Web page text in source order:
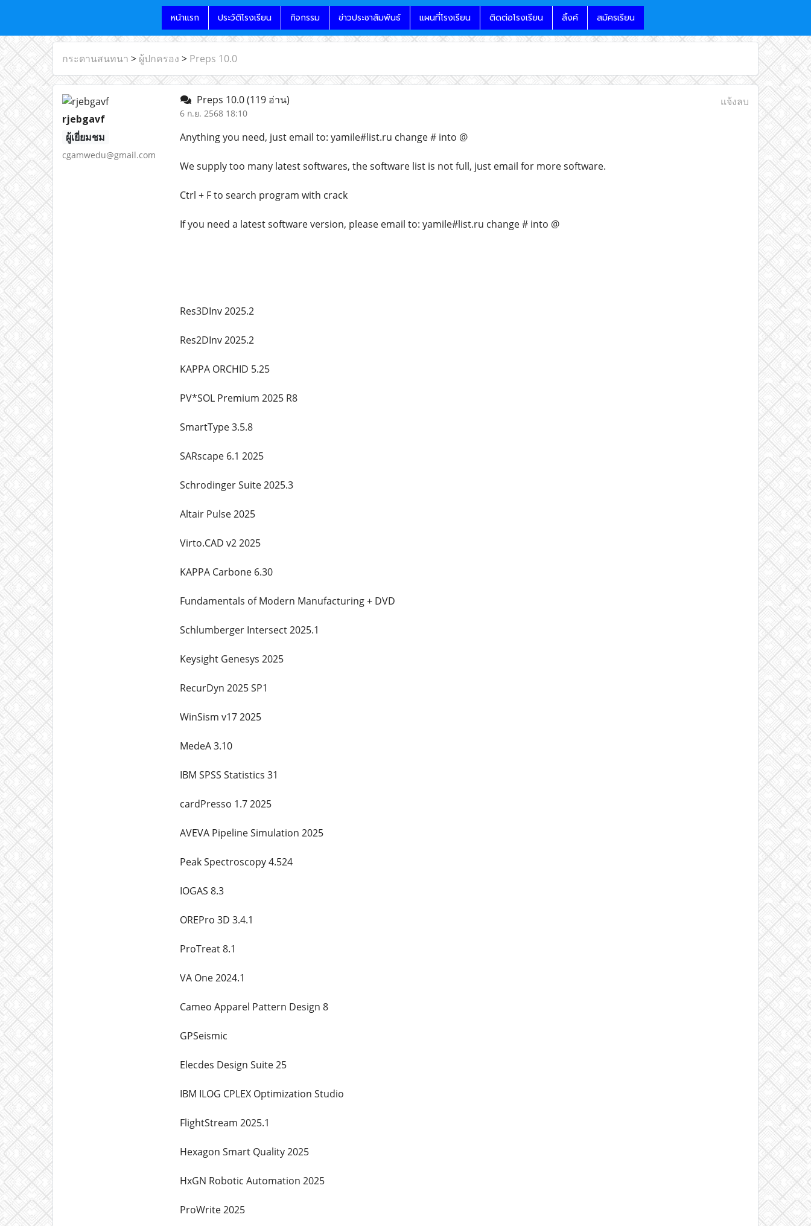
หน้าแรก ประวัติโรงเรียน กิจกรรม ข่าวประชาสัมพันธ์ แผนที่โรงเรียน ติดต่อโรงเรียน ลิ้งค์ สมัครเรียน
กระดานสนทนา > ผู้ปกครอง > Preps 10.0
rjebgavf
ผู้เยี่ยมชม
cgamwedu@gmail.com
Preps 10.0(119 อ่าน)
6 ก.ย. 2568 18:10
แจ้งลบ
Anything you need, just email to: yamile#list.ru change # into @
We supply too many latest softwares, the software list is not full, just email for more software.
Ctrl + F to search program with crack
If you need a latest software version, please email to: yamile#list.ru change # into @
Res3DInv 2025.2
Res2DInv 2025.2
KAPPA ORCHID 5.25
PV*SOL Premium 2025 R8
SmartType 3.5.8
SARscape 6.1 2025
Schrodinger Suite 2025.3
Altair Pulse 2025
Virto.CAD v2 2025
KAPPA Carbone 6.30
Fundamentals of Modern Manufacturing + DVD
Schlumberger Intersect 2025.1
Keysight Genesys 2025
RecurDyn 2025 SP1
WinSism v17 2025
MedeA 3.10
IBM SPSS Statistics 31
cardPresso 1.7 2025
AVEVA Pipeline Simulation 2025
Peak Spectroscopy 4.524
IOGAS 8.3
OREPro 3D 3.4.1
ProTreat 8.1
VA One 2024.1
Cameo Apparel Pattern Design 8
GPSeismic
Elecdes Design Suite 25
IBM ILOG CPLEX Optimization Studio
FlightStream 2025.1
Hexagon Smart Quality 2025
HxGN Robotic Automation 2025
ProWrite 2025